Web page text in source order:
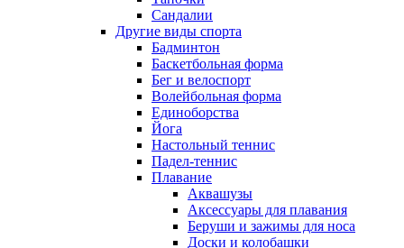
Сандалии
Другие виды спорта
Бадминтон
Баскетбольная форма
Бег и велоспорт
Волейбольная форма
Единоборства
Йога
Настольный теннис
Падел-теннис
Плавание
Аквашузы
Аксессуары для плавания
Беруши и зажимы для носа
Доски и колобашки